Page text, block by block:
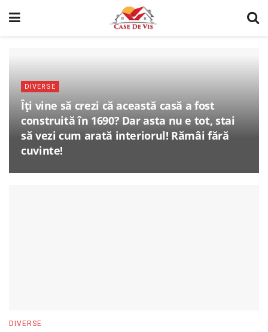
DIVERSE
Îți vine să crezi că această casă a fost
construită în 1690? Dar asta nu e tot, stai
să vezi cum arată interiorul! Rămâi fără
cuvinte!
DIVERSE